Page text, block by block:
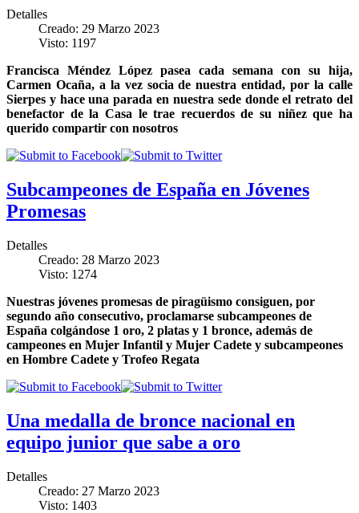
Detalles
Creado: 29 Marzo 2023
Visto: 1197
Francisca Méndez López pasea cada semana con su hija,
Carmen Ocaña, a la vez socia de nuestra entidad, por la calle
Sierpes y hace una parada en nuestra sede donde el retrato del
benefactor de la Casa le trae recuerdos de su niñez que ha
querido compartir con nosotros
Subcampeones de España en Jóvenes
Promesas
Detalles
Creado: 28 Marzo 2023
Visto: 1274
Nuestras jóvenes promesas de piragüismo consiguen, por
segundo año consecutivo, proclamarse subcampeones de
España colgándose 1 oro, 2 platas y 1 bronce, además de
campeones en Mujer Infantil y Mujer Cadete y subcampeones
en Hombre Cadete y Trofeo Regata
Una medalla de bronce nacional en
equipo junior que sabe a oro
Detalles
Creado: 27 Marzo 2023
Visto: 1403